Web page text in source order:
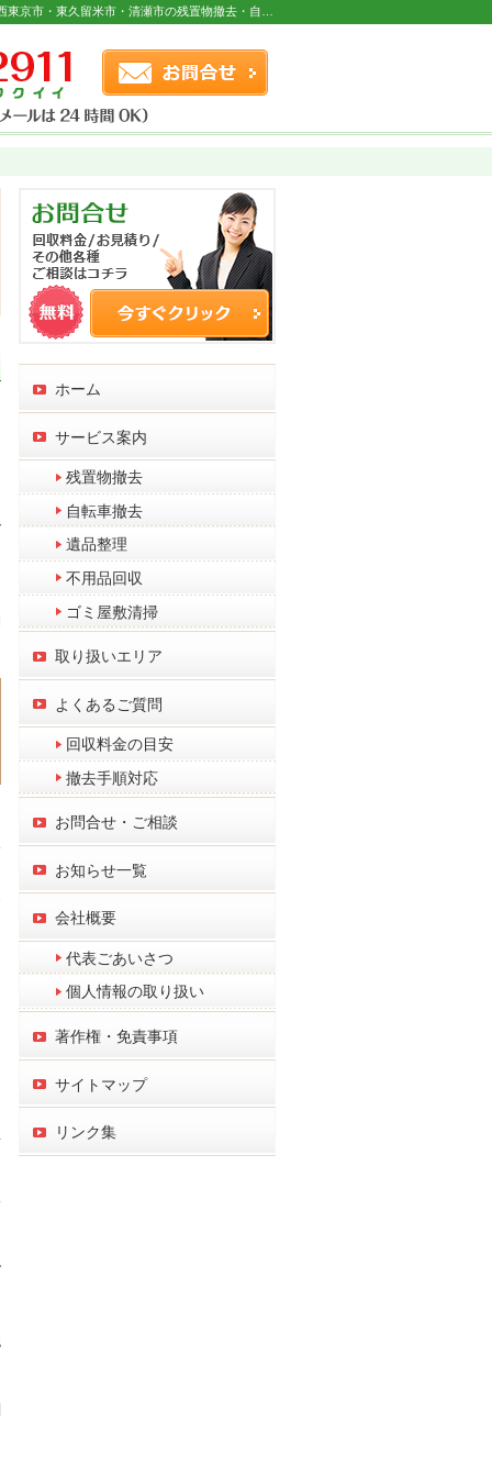
ホーム
サービス案内
残置物撤去
自転車撤去
遺品整理
不用品回収
ゴミ屋敷清掃
取り扱いエリア
よくあるご質問
回収料金の目安
撤去手順対応
お問合せ・ご相談
お知らせ一覧
会社概要
代表ごあいさつ
個人情報の取り扱い
著作権・免責事項
サイトマップ
リンク集